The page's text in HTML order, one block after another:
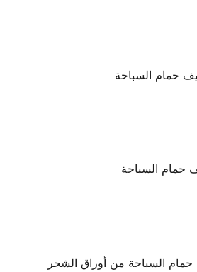
حمام السباحة
حمام السباحة
السباحة من أوراق الشجر